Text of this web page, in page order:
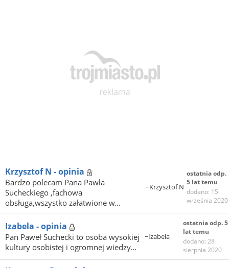
Krzysztof N - opinia
Bardzo polecam Pana Pawła
Sucheckiego ,fachowa
obsługa,wszystko załatwione w...
~Krzysztof N
ostatnia odp.
5 lat temu
dodano: 15
września 2020
Izabela - opinia
Pan Paweł Suchecki to osoba wysokiej
kultury osobistej i ogromnej wiedzy...
~Izabela
ostatnia odp. 5
lat temu
dodano: 28
sierpnia 2020